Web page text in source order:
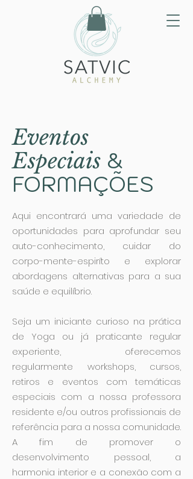
Eventos
Especiais &
FORMAÇÕES
Aqui encontrará uma variedade de
oportunidades para aprofundar seu
auto-conhecimento, cuidar do
corpo-mente-espiríto e explorar
abordagens alternativas para a sua
saúde e equilíbrio.
Seja um iniciante curioso na prática
de Yoga ou já praticante regular
experiente, oferecemos
regularmente workshops, cursos,
retiros e eventos com temáticas
especiais com a nossa professora
residente e/ou outros profissionais de
referência para a nossa comunidade.
A fim de promover o
desenvolvimento pessoal, a
harmonia interior e a conexão com a